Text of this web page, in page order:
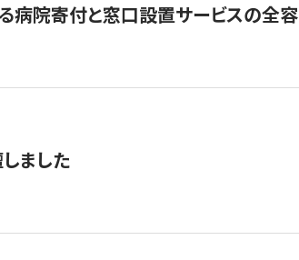
病院寄付と窓口設置サービスの全容
ました